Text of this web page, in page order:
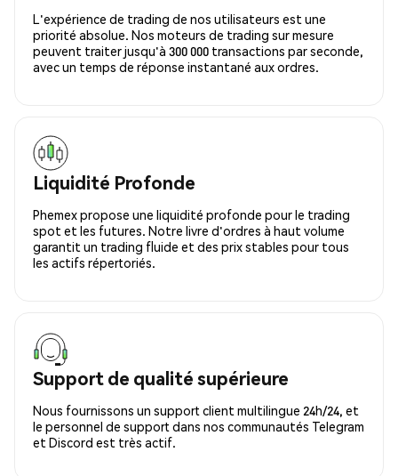
L'expérience de trading de nos utilisateurs est une
priorité absolue. Nos moteurs de trading sur mesure
peuvent traiter jusqu'à 300 000 transactions par seconde,
avec un temps de réponse instantané aux ordres.
Liquidité Profonde
Phemex propose une liquidité profonde pour le trading
spot et les futures. Notre livre d'ordres à haut volume
garantit un trading fluide et des prix stables pour tous
les actifs répertoriés.
Support de qualité supérieure
Nous fournissons un support client multilingue 24h/24, et
le personnel de support dans nos communautés Telegram
et Discord est très actif.